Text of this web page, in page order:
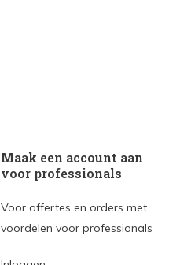
Maak een account aan
voor professionals
Voor offertes en orders met
voordelen voor professionals